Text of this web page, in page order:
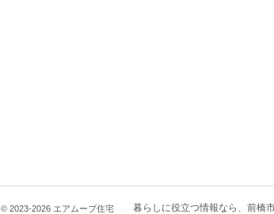
© 2023-2026 エアムーブ住宅 暮らしに役立つ情報なら、 前橋